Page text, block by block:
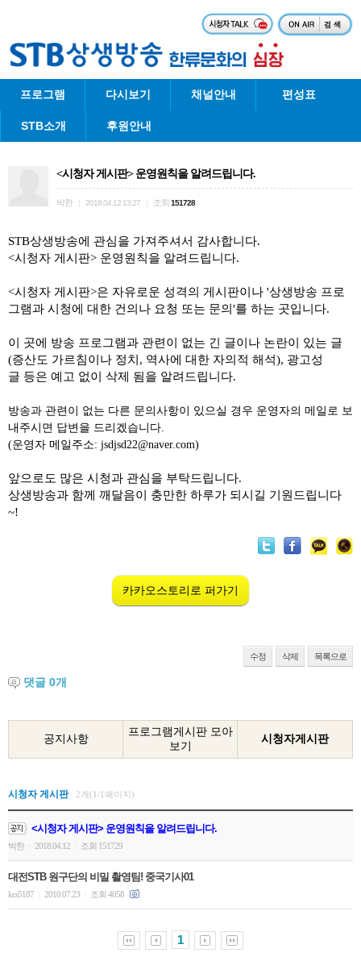
프로그램 다시보기 채널안내 편성표
STB소개 후원안내
<시청자 게시판> 운영원칙을 알려드립니다.
박한 2018.04.12 13:27 조회 151728
STB상생방송에 관심을 가져주셔서 감사합니다.
<시청자 게시판> 운영원칙을 알려드립니다.
<시청자 게시판>은 자유로운 성격의 게시판이나 '상생방송 프로
그램과 시청에 대한 건의나 요청 또는 문의'를 하는 곳입니다.
이 곳에 방송 프로그램과 관련이 없는 긴 글이나 논란이 있는 글
(증산도 가르침이나 정치, 역사에 대한 자의적 해석), 광고성
글 등은 예고 없이 삭제 됨을 알려드립니다.
방송과 관련이 없는 다른 문의사항이 있으실 경우 운영자의 메일로 보
내주시면 답변을 드리겠습니다.
(운영자 메일주소: jsdjsd22@naver.com)
앞으로도 많은 시청과 관심을 부탁드립니다.
상생방송과 함께 깨달음이 충만한 하루가 되시길 기원드립니다
~!
카카오스토리로 퍼가기
수정 삭제 목록으로
댓글 0개
공지사항
프로그램게시판 모아
보기
시청자게시판
시청자 게시판 2개(1/1페이지)
<시청자 게시판> 운영원칙을 알려드립니다.
박한 2018.04.12 조회 151729
대전STB 원구단의 비밀 촬영팀! 중국기사01
kcs5187 2010.07.23 조회 4058
1